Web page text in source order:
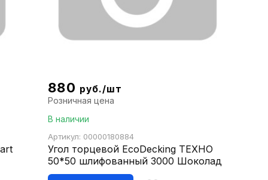
880 руб./шт
Розничная цена
В наличии
Артикул: 00000180884
Угол торцевой EcoDecking ТЕХНО
50*50 шлифованный 3000 Шоколад